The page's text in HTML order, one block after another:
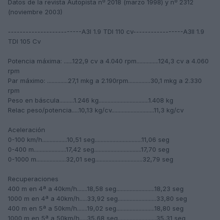
Datos de la revista Autopista nº 2018 (marzo 1998) y nº 2312
(noviembre 2003)
-------------------------A3I 1.9 TDI 110 cv-----------------A3II 1.9
TDI 105 Cv
Potencia máxima: ......122,9 cv a 4.040 rpm...............124,3 cv a 4.060
rpm
Par máximo: ..............27,1 mkg a 2.190rpm...............30,1 mkg a 2.330
rpm
Peso en báscula..........1.246 kg..................................1.408 kg
Relac peso/potencia.....10,13 kg/cv.............................11,3 kg/cv
Aceleración
0-100 km/h.................10,51 seg................................11,06 seg
0-400 m......................17,42 seg................................17,70 seg
0-1000 m....................32,01 seg................................32,79 seg
Recuperaciones
400 m en 4ª a 40km/h.......18,58 seg..........................18,23 seg
1000 m en 4ª a 40km/h.....33,92 seg..........................33,80 seg
400 m en 5ª a 50km/h.......19,02 seg..........................18,80 seg
1000 m en 5ª a 50km/h.....35,68 seg..........................35,31 seg